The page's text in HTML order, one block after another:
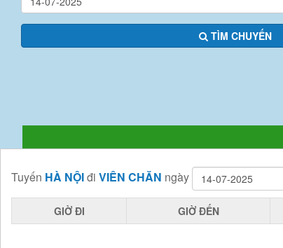
TÌM CHUYẾN
Tuyến HÀ NỘIđi VIÊN CHĂN ngày
GIỜ ĐI GIỜ ĐẾN